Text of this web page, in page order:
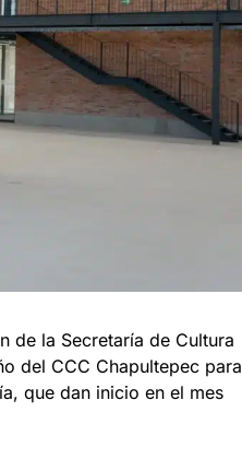
de la Secretaría de Cultura
del CCC Chapultepec para
que dan inicio en el mes